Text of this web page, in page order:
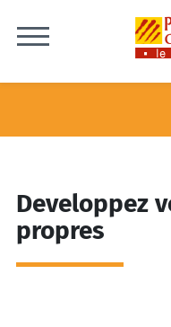
Developpez
propres